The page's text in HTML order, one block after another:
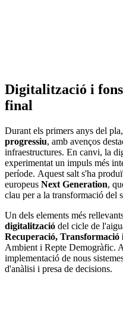
Digitalització i
final
Durant els primers anys del
progressiu, amb avenços
infraestructures. En canvi, la
experimentat un impuls més
període. Aquest salt s'ha
europeus Next Generation,
clau per a la transformació del
Un dels elements més
digitalització del cicle de
Recuperació, Transformació
Ambient i Repte Demogràfic.
implementació de nous
d'anàlisi i presa de decisions.